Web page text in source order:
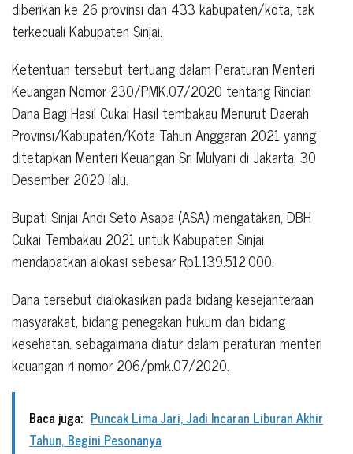
diberikan ke 26 provinsi dan 433 kabupaten/kota, tak
terkecuali Kabupaten Sinjai.
Ketentuan tersebut tertuang dalam Peraturan Menteri
Keuangan Nomor 230/PMK.07/2020 tentang Rincian
Dana Bagi Hasil Cukai Hasil tembakau Menurut Daerah
Provinsi/Kabupaten/Kota Tahun Anggaran 2021 yanng
ditetapkan Menteri Keuangan Sri Mulyani di Jakarta, 30
Desember 2020 lalu.
Bupati Sinjai Andi Seto Asapa (ASA) mengatakan, DBH
Cukai Tembakau 2021 untuk Kabupaten Sinjai
mendapatkan alokasi sebesar Rp1.139.512.000.
Dana tersebut dialokasikan pada bidang kesejahteraan
masyarakat, bidang penegakan hukum dan bidang
kesehatan. sebagaimana diatur dalam peraturan menteri
keuangan ri nomor 206/pmk.07/2020.
Baca juga: Puncak Lima Jari, Jadi Incaran Liburan Akhir
Tahun, Begini Pesonanya